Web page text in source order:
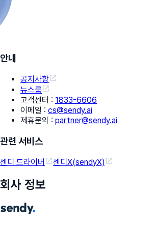
안내
공지사항
뉴스룸
고객센터 : 1833-6606
이메일 : cs@sendy.ai
제휴문의 : partner@sendy.ai
관련 서비스
센디 드라이버 센디X(sendyX)
회사 정보